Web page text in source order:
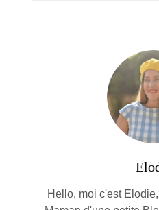
Hello, moi c'est